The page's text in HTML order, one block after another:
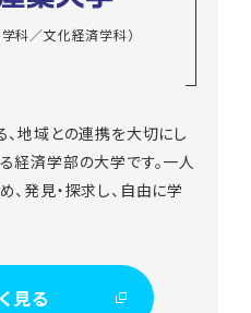
科／文化経済学科）
地域との連携を大切にし
経済学部の大学です。一人
発見・探求し、自由に学
見る